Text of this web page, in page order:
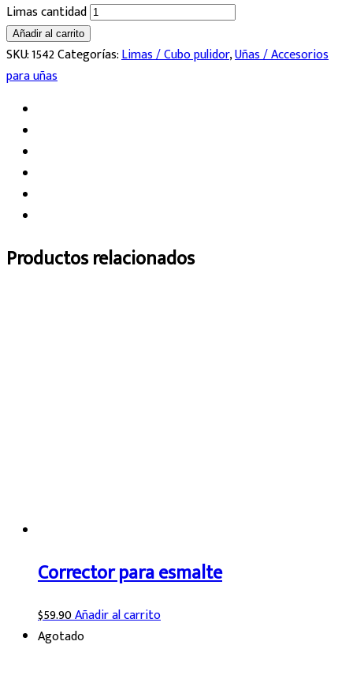
Limas cantidad
Añadir al carrito
SKU:1542Categorías:Limas / Cubo pulidor,Uñas / Accesorios
para uñas
Productos relacionados
Corrector para esmalte
$59.90Añadir al carrito
Agotado